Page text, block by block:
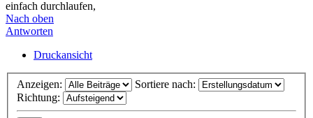
einfach durchlaufen,
Nach oben
Antworten
Druckansicht
Anzeigen:
Sortiere nach:
Richtung: